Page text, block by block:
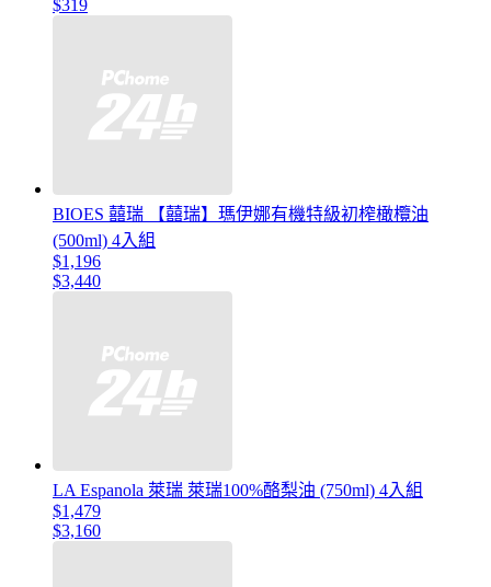
$319
BIOES 囍瑞 【囍瑞】瑪伊娜有機特級初榨橄欖油
(500ml) 4入組
$1,196
$3,440
LA Espanola 萊瑞 萊瑞100%酪梨油 (750ml) 4入組
$1,479
$3,160